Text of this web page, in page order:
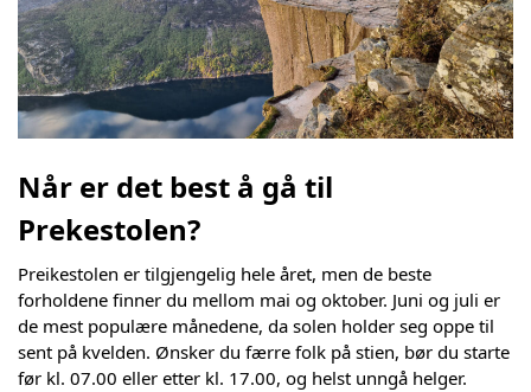
Når er det best å gå til
Prekestolen?
Preikestolen er tilgjengelig hele året, men de beste
forholdene finner du mellom mai og oktober. Juni og juli er
de mest populære månedene, da solen holder seg oppe til
sent på kvelden. Ønsker du færre folk på stien, bør du starte
før kl. 07.00 eller etter kl. 17.00, og helst unngå helger.